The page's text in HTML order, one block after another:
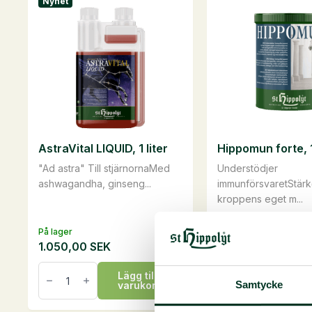
Samtycke
flera
varianter.
alternativen
produktsidan
varianter.
alternativen
produktsidan
På lager
"Ad astra" Till stjärnornaMed
ashwagandha, ginseng...
AstraVital LIQUID, 1 liter
1.050,00 SEK
AstraVital
LIQUID,
liter
Lägg till i
varukorg
På lager
Understödjer
kroppens eget m...
Hippomun forte,
750,00
Hippomun
forte,
kg